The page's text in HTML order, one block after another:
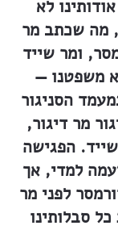
לא
מה שכתב מר
ומר שייד
משפטנו —
הסניגור
מר דיגור,
הפגישה
למדי, אך
לפני מר
סבלותינו